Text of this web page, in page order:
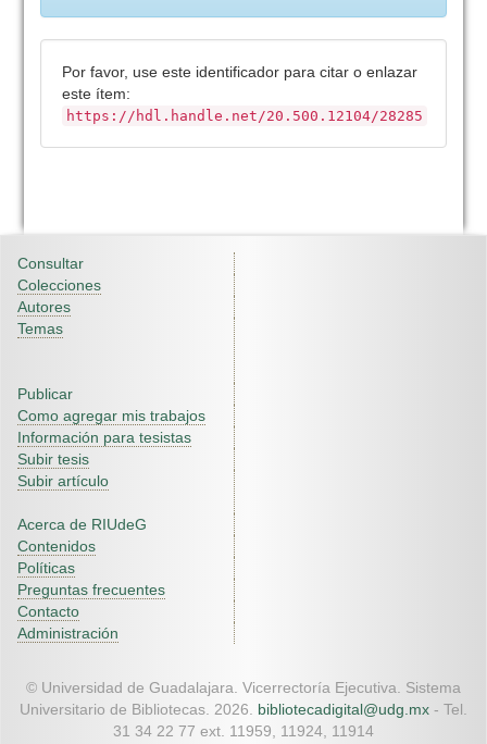
Por favor, use este identificador para citar o enlazar
este ítem:
https://hdl.handle.net/20.500.12104/28285
Consultar
Colecciones
Autores
Temas
Publicar
Como agregar mis trabajos
Información para tesistas
Subir tesis
Subir artículo
Acerca de RIUdeG
Contenidos
Políticas
Preguntas frecuentes
Contacto
Administración
© Universidad de Guadalajara. Vicerrectoría Ejecutiva. Sistema
Universitario de Bibliotecas. 2026. bibliotecadigital@udg.mx - Tel.
31 34 22 77 ext. 11959, 11924, 11914